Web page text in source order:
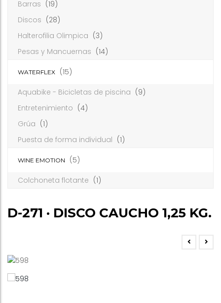
Barras (19)
Discos (28)
Halterofilia Olimpica (3)
Pesas y Mancuernas (14)
WATERFLEX (15)
Aquabike - Bicicletas de piscina (9)
Entretenimiento (4)
Grúa (1)
Puesta de forma individual (1)
WINE EMOTION (5)
Colchoneta flotante (1)
D-271 · DISCO CAUCHO 1,25 KG.